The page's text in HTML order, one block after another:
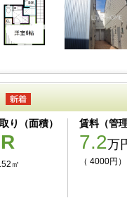
り（面積）
㎡
賃料（管
7.2万
（ 4000円）